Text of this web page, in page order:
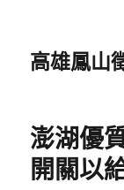
高雄鳳山
澎湖優
開關以